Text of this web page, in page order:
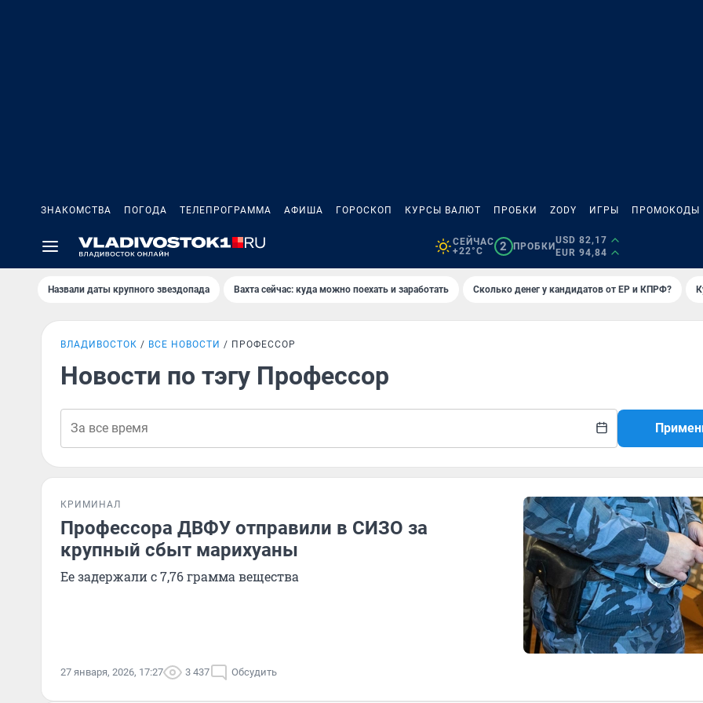
ЗНАКОМСТВА ПОГОДА ТЕЛЕПРОГРАММА АФИША ГОРОСКОП КУРСЫ ВАЛЮТ ПРОБКИ ZODY ИГРЫ ПРОМОКОДЫ
СЕЙЧАС
+22°C
2 ПРОБКИ
USD 82,17
EUR 94,84
Назвали даты крупного звездопада Вахта сейчас: куда можно поехать и заработать Сколько денег у кандидатов от ЕР и КПРФ?
ВЛАДИВОСТОК ВСЕ НОВОСТИ ПРОФЕССОР
Новости по тэгу Профессор
КРИМИНАЛ
Профессора ДВФУ отправили в СИЗО за
крупный сбыт марихуаны
Ее задержали с 7,76 грамма вещества
27 января, 2026, 17:27 3 437 Обсудить